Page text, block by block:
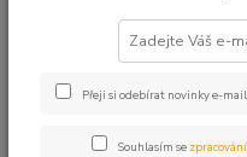
Mohutný daněk, terč
3D terč daňka od SRT Targets v
Přeji si odebírat novinky e-
Souhlasím se